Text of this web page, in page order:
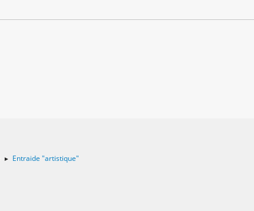
► Entraide "artistique"